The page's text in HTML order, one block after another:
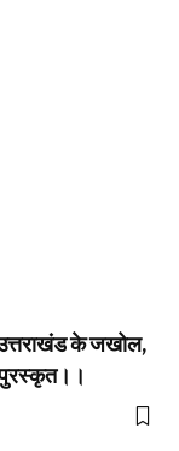
उत्तराखंड के जखोल,
पुरस्कृत।।